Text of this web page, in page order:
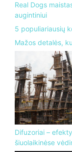
Real Dogs
augintiniui
5 populiariausių
Mažos detalės,
Difuzoriai –
šiuolaikinėse